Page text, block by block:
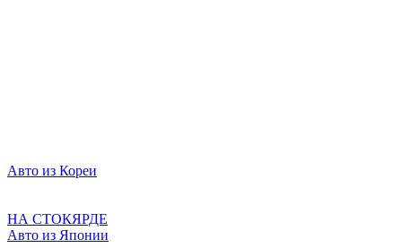
Авто из Кореи
НА СТОКЯРДЕ
Авто из Японии